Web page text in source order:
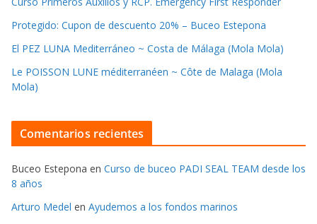
Protegido: Cupon de descuento 20% – Buceo Estepona
El PEZ LUNA Mediterráneo ~ Costa de Málaga (Mola Mola)
Le POISSON LUNE méditerranéen ~ Côte de Malaga (Mola
Mola)
Comentarios recientes
Buceo Estepona en Curso de buceo PADI SEAL TEAM desde los
8 años
Arturo Medel en Ayudemos a los fondos marinos